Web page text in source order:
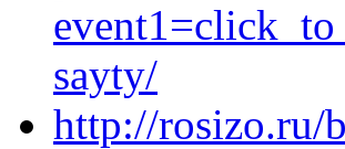
sayty/
http://rosizo.ru/